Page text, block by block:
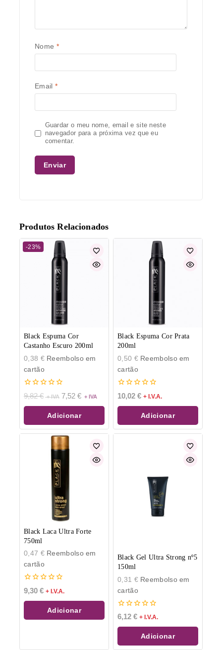
Nome *
Email *
Guardar o meu nome, email e site neste
navegador para a próxima vez que eu
comentar.
Produtos Relacionados
-23%
Black Espuma Cor
Castanho Escuro 200ml
0,38 €Reembolso em
cartão
0
de
5
9,82€ 7,52 €
Adicionar
Black Espuma Cor Prata
200ml
0,50 €Reembolso em
cartão
0
de
5
10,02 € + I.V.A.
Adicionar
Black Laca Ultra Forte
750ml
0,47 €Reembolso em
cartão
0
de
5
9,30 € + I.V.A.
Adicionar
Black Gel Ultra Strong nº5
150ml
0,31 €Reembolso em
cartão
0
de
5
6,12 € + I.V.A.
Adicionar